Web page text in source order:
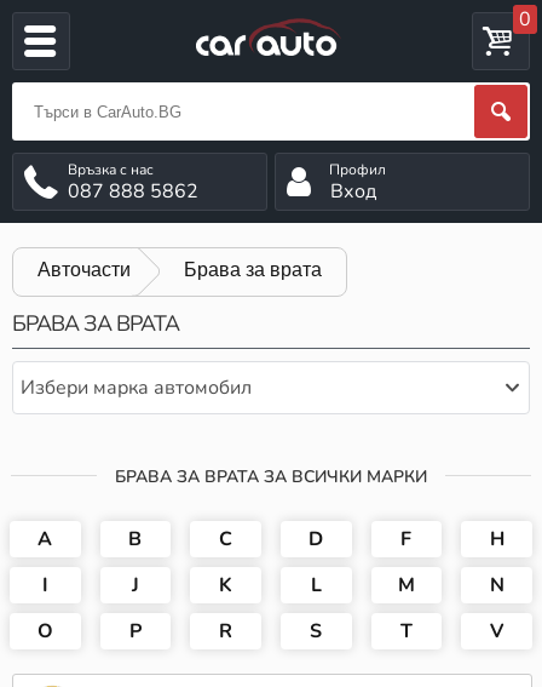
0
087 888 5862 Вход
Авточасти Брава за врата
БРАВА ЗА ВРАТА
Избери марка автомобил
БРАВА ЗА ВРАТА ЗА ВСИЧКИ МАРКИ
A B C D F
H
I
J K L M
N
O
P R S T V